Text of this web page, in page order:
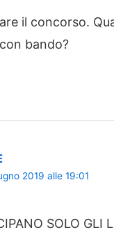
il concorso.
bando?
2019 alle 19:01
SOLO GLI